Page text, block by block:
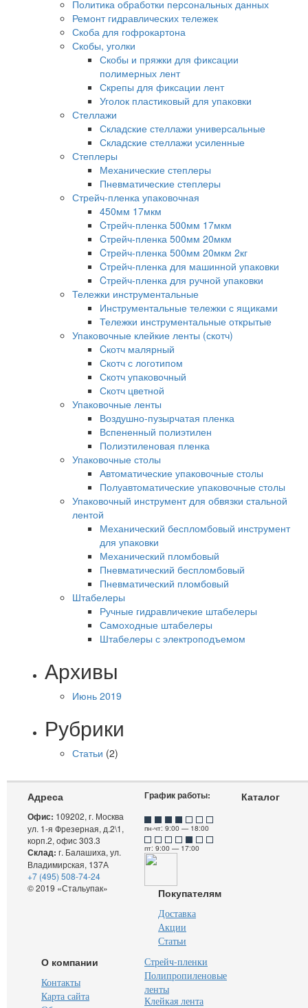
Политика обработки персональных данных
Ремонт гидравлических тележек
Скоба для гофрокартона
Скобы, уголки
Скобы и пряжки для фиксации
полимерных лент
Скрепы для фиксации лент
Уголок пластиковый для упаковки
Стеллажи
Складские стеллажи универсальные
Складские стеллажи усиленные
Степлеры
Механические степлеры
Пневматические степлеры
Стрейч-пленка упаковочная
450мм 17мкм
Cтрейч-пленка 500мм 17мкм
Cтрейч-пленка 500мм 20мкм
Cтрейч-пленка 500мм 20мкм 2кг
Cтрейч-пленка для машинной упаковки
Cтрейч-пленка для ручной упаковки
Тележки инструментальные
Инструментальные тележки с ящиками
Тележки инструментальные открытые
Упаковочные клейкие ленты (скотч)
Cкотч малярный
Скотч с логотипом
Скотч упаковочный
Скотч цветной
Упаковочные ленты
Воздушно-пузырчатая пленка
Вспененный полиэтилен
Полиэтиленовая пленка
Упаковочные столы
Автоматические упаковочные столы
Полуавтоматические упаковочные столы
Упаковочный инструмент для обвязки стальной
лентой
Механический беспломбовый инструмент
для упаковки
Механический пломбовый
Пневматический беспломбовый
Пневматический пломбовый
Штабелеры
Ручные гидравличекие штабелеры
Самоходные штабелеры
Штабелеры с электроподъемом
Архивы
Июнь 2019
Рубрики
Статьи (2)
Адреса
Офис: 109202, г. Москва
ул. 1-я Фрезерная, д.2\1,
корп.2, офис 303.3
Склад: г. Балашиха, ул.
Владимирская, 137А
+7 (495) 508-74-24
© 2019 «Стальупак»
График работы:
пн-чт: 9:00 — 18:00
пт: 9:00 — 17:00
Покупателям
Доставка
Акции
Статьи
О компании
Контакты
Карта сайта
Каталог
Стрейч-пленки
Полипропиленовые
ленты
Клейкая лента